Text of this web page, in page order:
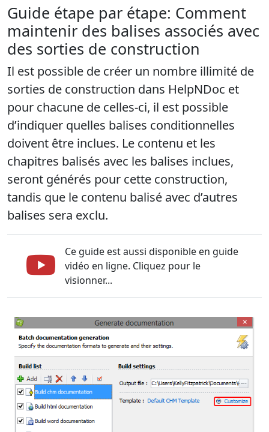
Guide étape par étape: Comment
maintenir des balises associés avec
des sorties de construction
Il est possible de créer un nombre illimité de
sorties de construction dans HelpNDoc et
pour chacune de celles-ci, il est possible
d’indiquer quelles balises conditionnelles
doivent être inclues. Le contenu et les
chapitres balisés avec les balises inclues,
seront générés pour cette construction,
tandis que le contenu balisé avec d’autres
balises sera exclu.
Ce guide est aussi disponible en guide
vidéo en ligne. Cliquez pour le
visionner...